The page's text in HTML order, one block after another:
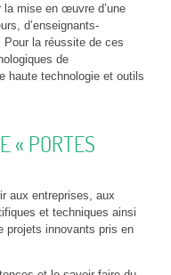
mise en œuvre d’une
d’enseignants-
la réussite de ces
de
haute technologie et outils
« PORTES
aux entreprises, aux
et techniques ainsi
projets innovants pris en